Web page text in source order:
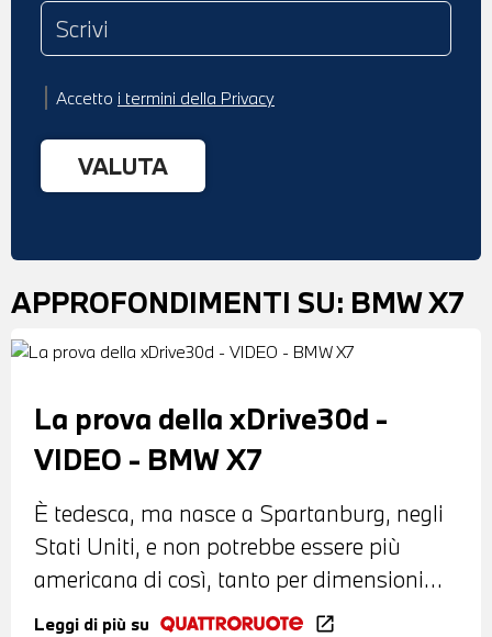
Accetto i termini della Privacy
APPROFONDIMENTI SU: BMW X7
La prova della xDrive30d -
VIDEO - BMW X7
È tedesca, ma nasce a Spartanburg, negli
Stati Uniti, e non potrebbe essere più
americana di così, tanto per dimensioni
quanto per filosofia
Leggi di più su open_in_new